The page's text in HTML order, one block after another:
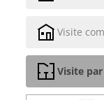
Visite
Visite